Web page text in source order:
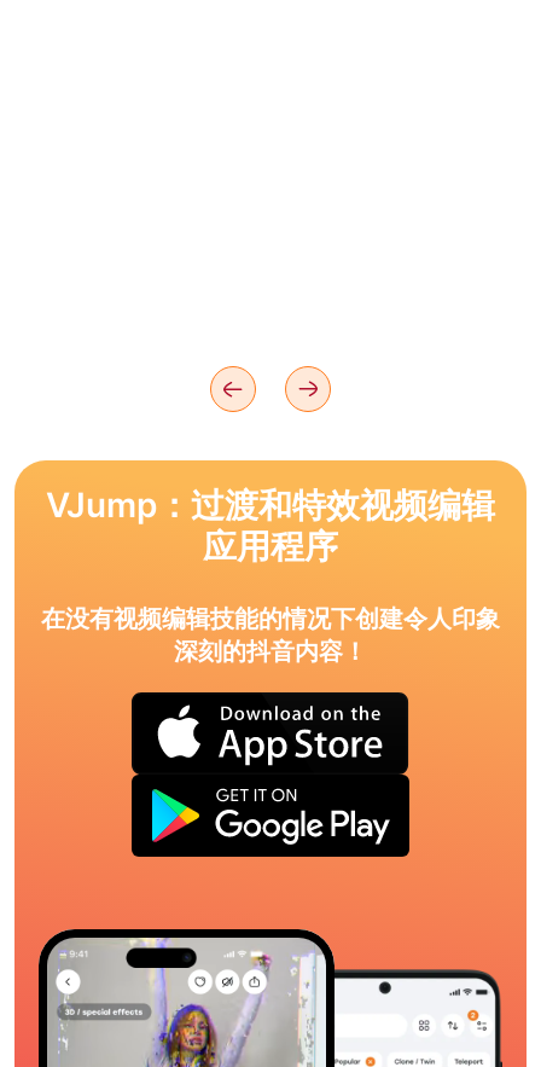
VJump：过渡和特效视频编辑
应用程序
在没有视频编辑技能的情况下创建令人印象
深刻的抖音内容！